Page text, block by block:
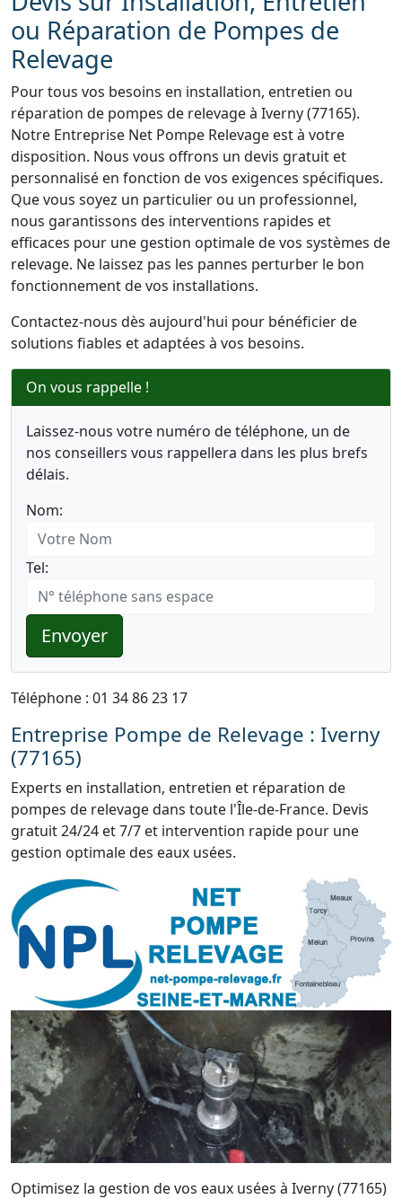
ou Réparation de Pompes de
Relevage
Pour tous vos besoins en installation, entretien ou
réparation de pompes de relevage à Iverny (77165).
Notre Entreprise Net Pompe Relevage est à votre
disposition. Nous vous offrons un devis gratuit et
personnalisé en fonction de vos exigences spécifiques.
Que vous soyez un particulier ou un professionnel,
nous garantissons des interventions rapides et
efficaces pour une gestion optimale de vos systèmes de
relevage. Ne laissez pas les pannes perturber le bon
fonctionnement de vos installations.
Contactez-nous dès aujourd'hui pour bénéficier de
solutions fiables et adaptées à vos besoins.
On vous rappelle !
Laissez-nous votre numéro de téléphone, un de
nos conseillers vous rappellera dans les plus brefs
délais.
Nom:
Tel:
Envoyer
Téléphone : 01 34 86 23 17
Entreprise Pompe de Relevage : Iverny
(77165)
Experts en installation, entretien et réparation de
pompes de relevage dans toute l'Île-de-France. Devis
gratuit 24/24 et 7/7 et intervention rapide pour une
gestion optimale des eaux usées.
Optimisez la gestion de vos eaux usées à Iverny (77165)